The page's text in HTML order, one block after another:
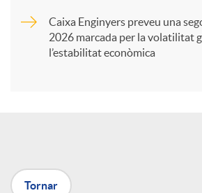
X
Caixa Enginyers preveu una
2026 marcada per la volatilitat
l’estabilitat econòmica
Tornar